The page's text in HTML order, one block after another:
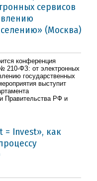
сервисов
(Москва)
конференция
210-ФЗ: от электронных
государственных
выступит
Правительства РФ и
= Invest», как